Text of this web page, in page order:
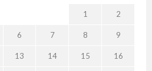
1 2
6 7 8 9
13 14 15 16